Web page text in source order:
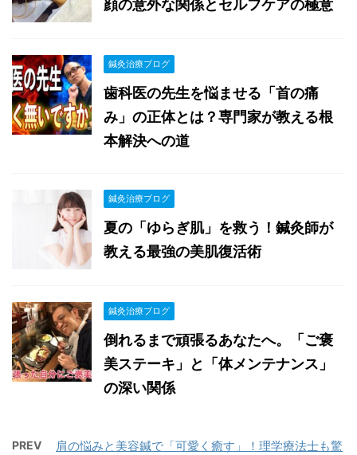
顔の意外な関係とセルフケアの極意
鍼灸治療ブログ
歯科医の先生を悩ませる「首の痛
み」の正体とは？専門家が教える根
本解決への道
鍼灸治療ブログ
夏の「ゆらぎ肌」を救う！鍼灸師が
教える最強の美肌復活術
鍼灸治療ブログ
倒れるまで頑張るあなたへ。「ご褒
美ステーキ」と「体メンテナンス」
の深い関係
PREV
肩の悩みと美容鍼で「可愛く癒す」！理学療法士も驚